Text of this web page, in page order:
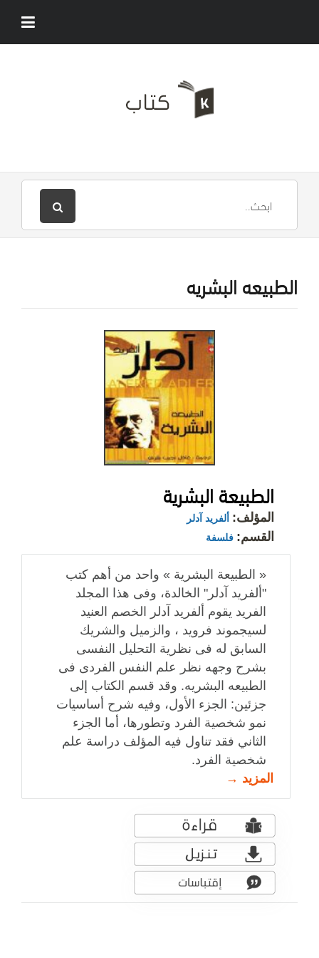
الطبيعه البشريه
الطبيعة البشرية
المؤلف: ألفريد آدلر
القسم: فلسفة
« الطبيعة البشرية » واحد من أهم كتب
"ألفريد آدلر" الخالدة، وفى هذا المجلد
الفريد يقوم ألفريد آدلر الخصم العنيد
لسيجموند فرويد ، والزميل والشريك
السابق له فى نظرية التحليل النفسى
بشرح وجهه نظر علم النفس الفردى فى
الطبيعه البشريه. وقد قسم الكتاب إلى
جزئين: الجزء الأول، وفيه شرح أساسيات
نمو شخصية الفرد وتطورها، أما الجزء
الثاني فقد تناول فيه المؤلف دراسة علم
شخصية الفرد.
المزيد →